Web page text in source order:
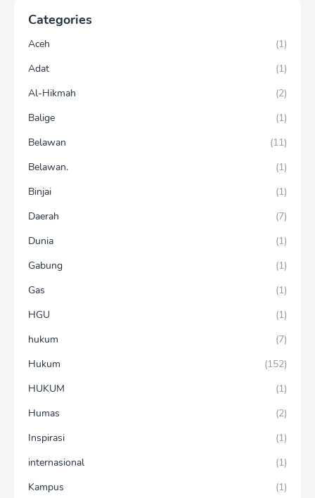
Categories
Aceh
(1)
Adat
(1)
Al-Hikmah
(2)
Balige
(1)
Belawan
(11)
Belawan.
(1)
Binjai
(1)
Daerah
(7)
Dunia
(1)
Gabung
(1)
Gas
(1)
HGU
(1)
hukum
(7)
Hukum
(152)
HUKUM
(1)
Humas
(2)
Inspirasi
(1)
internasional
(1)
Kampus
(1)